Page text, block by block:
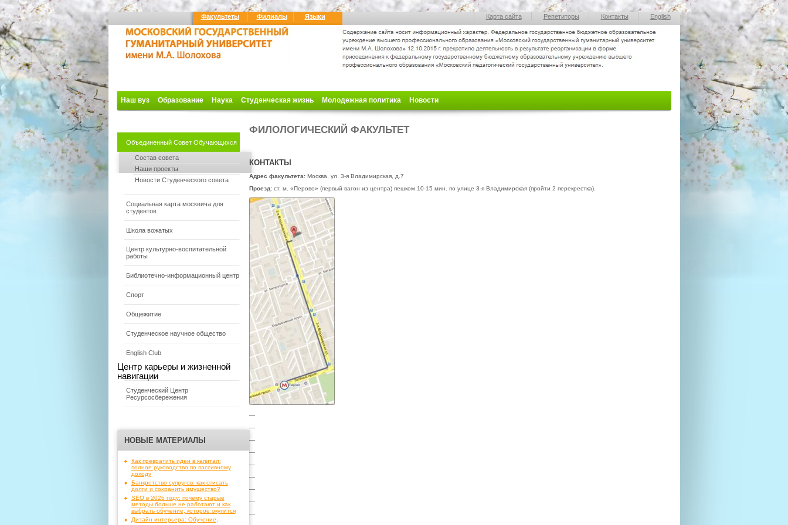
Факультеты Филиалы Языки Карта сайта Репетиторы Контакты English
Наш вуз Образование Наука Студенческая жизнь Молодежная политика Новости
Объединенный Совет Обучающихся
Состав совета
Наши проекты
Новости Студенческого совета
Социальная карта москвича для
студентов
Школа вожатых
Центр культурно-воспитательной
работы
Библиотечно-информационный центр
Спорт
Общежитие
Студенческое научное общество
English Club
Центр карьеры и жизненной
навигации
Студенческий Центр
Ресурсосбережения
НОВЫЕ МАТЕРИАЛЫ
Как превратить идеи в капитал:
полное руководство по пассивному
доходу
Банкротство супругов: как списать
долги и сохранить имущество?
SEO в 2026 году: почему старые
методы больше не работают и как
выбрать обучение, которое окупится
Дизайн интерьера: Обучение,
ФИЛОЛОГИЧЕСКИЙ ФАКУЛЬТЕТ
КОНТАКТЫ
Адрес факультета:Москва, ул. 3-я Владимирская, д.7
Проезд:ст. м. «Перово» (первый вагон из центра)пешком 10-15 мин. по улице 3-я Владимирская (пройти 2 перекрестка).
—
—
—
—
—
—
—
—
—